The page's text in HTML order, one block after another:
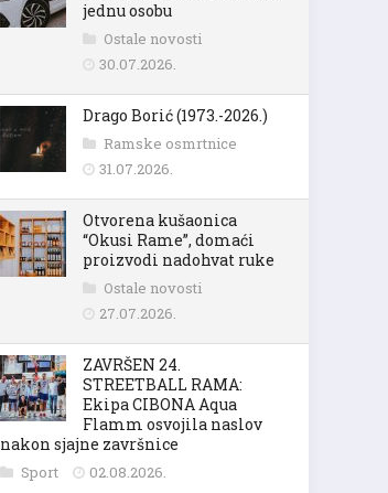
jednu osobu
Ostale novosti
30.07.2026.
Drago Borić (1973.-2026.)
Ramske osmrtnice
31.07.2026.
Otvorena kušaonica
“Okusi Rame”, domaći
proizvodi nadohvat ruke
Ostale novosti
27.07.2026.
ZAVRŠEN 24.
STREETBALL RAMA:
Ekipa CIBONA Aqua
Flamm osvojila naslov
nakon sjajne završnice
Sport 02.08.2026.